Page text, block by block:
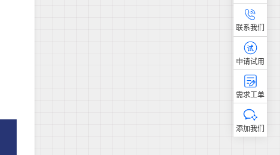
联系我们
申请试用
需求工单
添加我们